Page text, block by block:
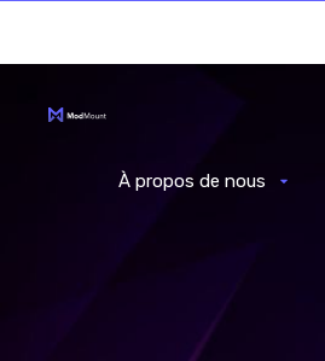
À propos de nous